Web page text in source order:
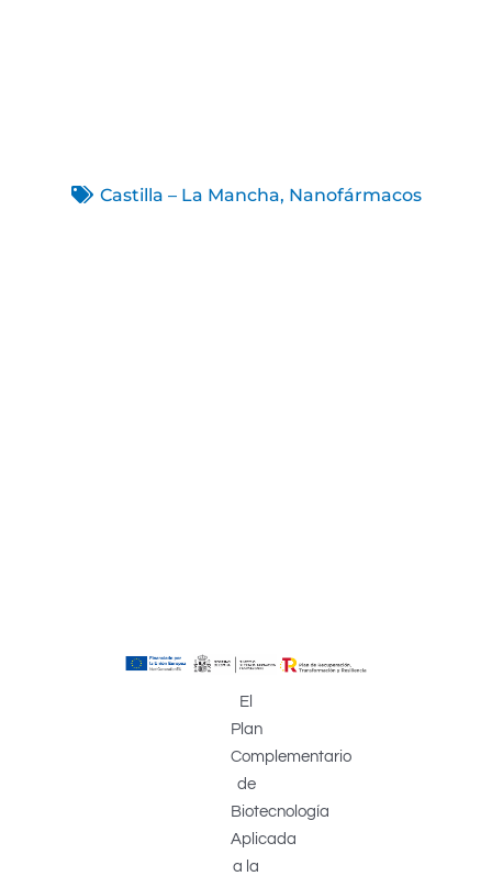
Castilla – La Mancha, Nanofármacos
El
Plan
Complementario
de
Biotecnología
Aplicada
a la